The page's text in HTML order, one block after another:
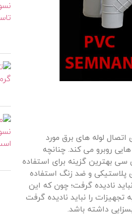
لوله های برق مورد
روبرو می کند. چنانچه
بهترین گزینه برای استفاده
پلاستیکی و ضد زنگ استفاده
نادیده گرفت؛ چون که این
را نباید نادیده گرفت
داشته باشد.